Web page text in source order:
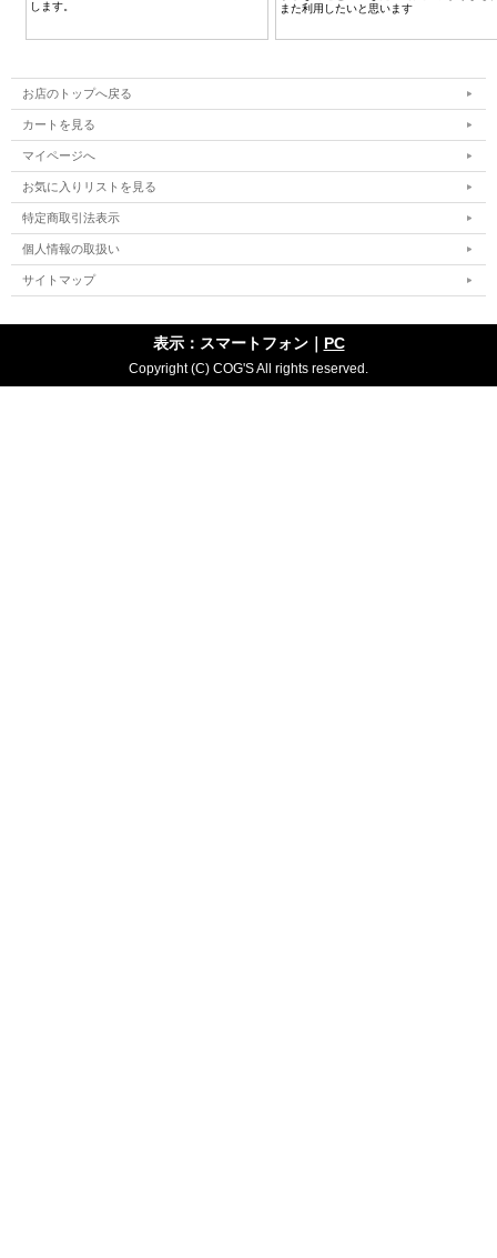
お店のトップへ戻る
カートを見る
マイページへ
お気に入りリストを見る
特定商取引法表示
個人情報の取扱い
サイトマップ
表示：スマートフォン｜ PC
Copyright (C) COG'S All rights reserved.